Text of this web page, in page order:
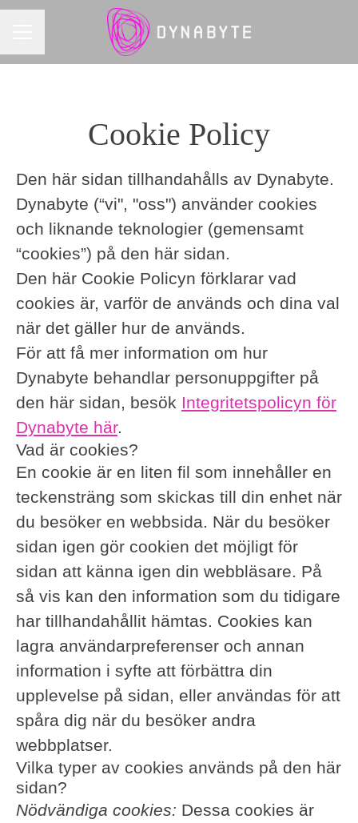
Cookie Policy
Den här sidan tillhandahålls av Dynabyte.
Dynabyte (“vi", "oss") använder cookies
och liknande teknologier (gemensamt
“cookies”) på den här sidan.
Den här Cookie Policyn förklarar vad
cookies är, varför de används och dina val
när det gäller hur de används.
För att få mer information om hur
Dynabyte behandlar personuppgifter på
den här sidan, besök Integritetspolicyn för
Dynabyte här.
Vad är cookies?
En cookie är en liten fil som innehåller en
teckensträng som skickas till din enhet när
du besöker en webbsida. När du besöker
sidan igen gör cookien det möjligt för
sidan att känna igen din webbläsare. På
så vis kan den information som du tidigare
har tillhandahållit hämtas. Cookies kan
lagra användarpreferenser och annan
information i syfte att förbättra din
upplevelse på sidan, eller användas för att
spåra dig när du besöker andra
webbplatser.
Vilka typer av cookies används på den här
sidan?
Nödvändiga cookies: Dessa cookies är